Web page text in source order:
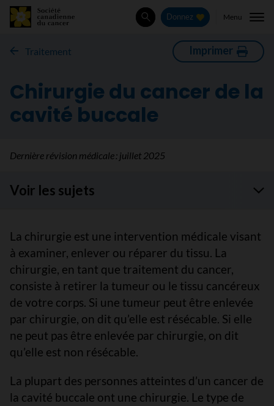
Rechercher
Donnez Menu
Traitement Imprimer
Chirurgie du cancer de la
cavité buccale
Dernière révision médicale : juillet 2025
Voir les sujets
La chirurgie est une intervention médicale visant
à examiner, enlever ou réparer du tissu. La
chirurgie, en tant que traitement du cancer,
consiste à retirer la tumeur ou le tissu cancéreux
de votre corps. Si une tumeur peut être enlevée
par chirurgie, on dit qu’elle est résécable. Si elle
ne peut pas être enlevée par chirurgie, on dit
qu’elle est non résécable.
La plupart des personnes atteintes d’un cancer de
la cavité buccale ont une chirurgie. Le type de